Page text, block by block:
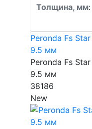
Толщина, мм:
Peronda Fs
9.5 мм
Peronda Fs
9.5 мм
38186
New